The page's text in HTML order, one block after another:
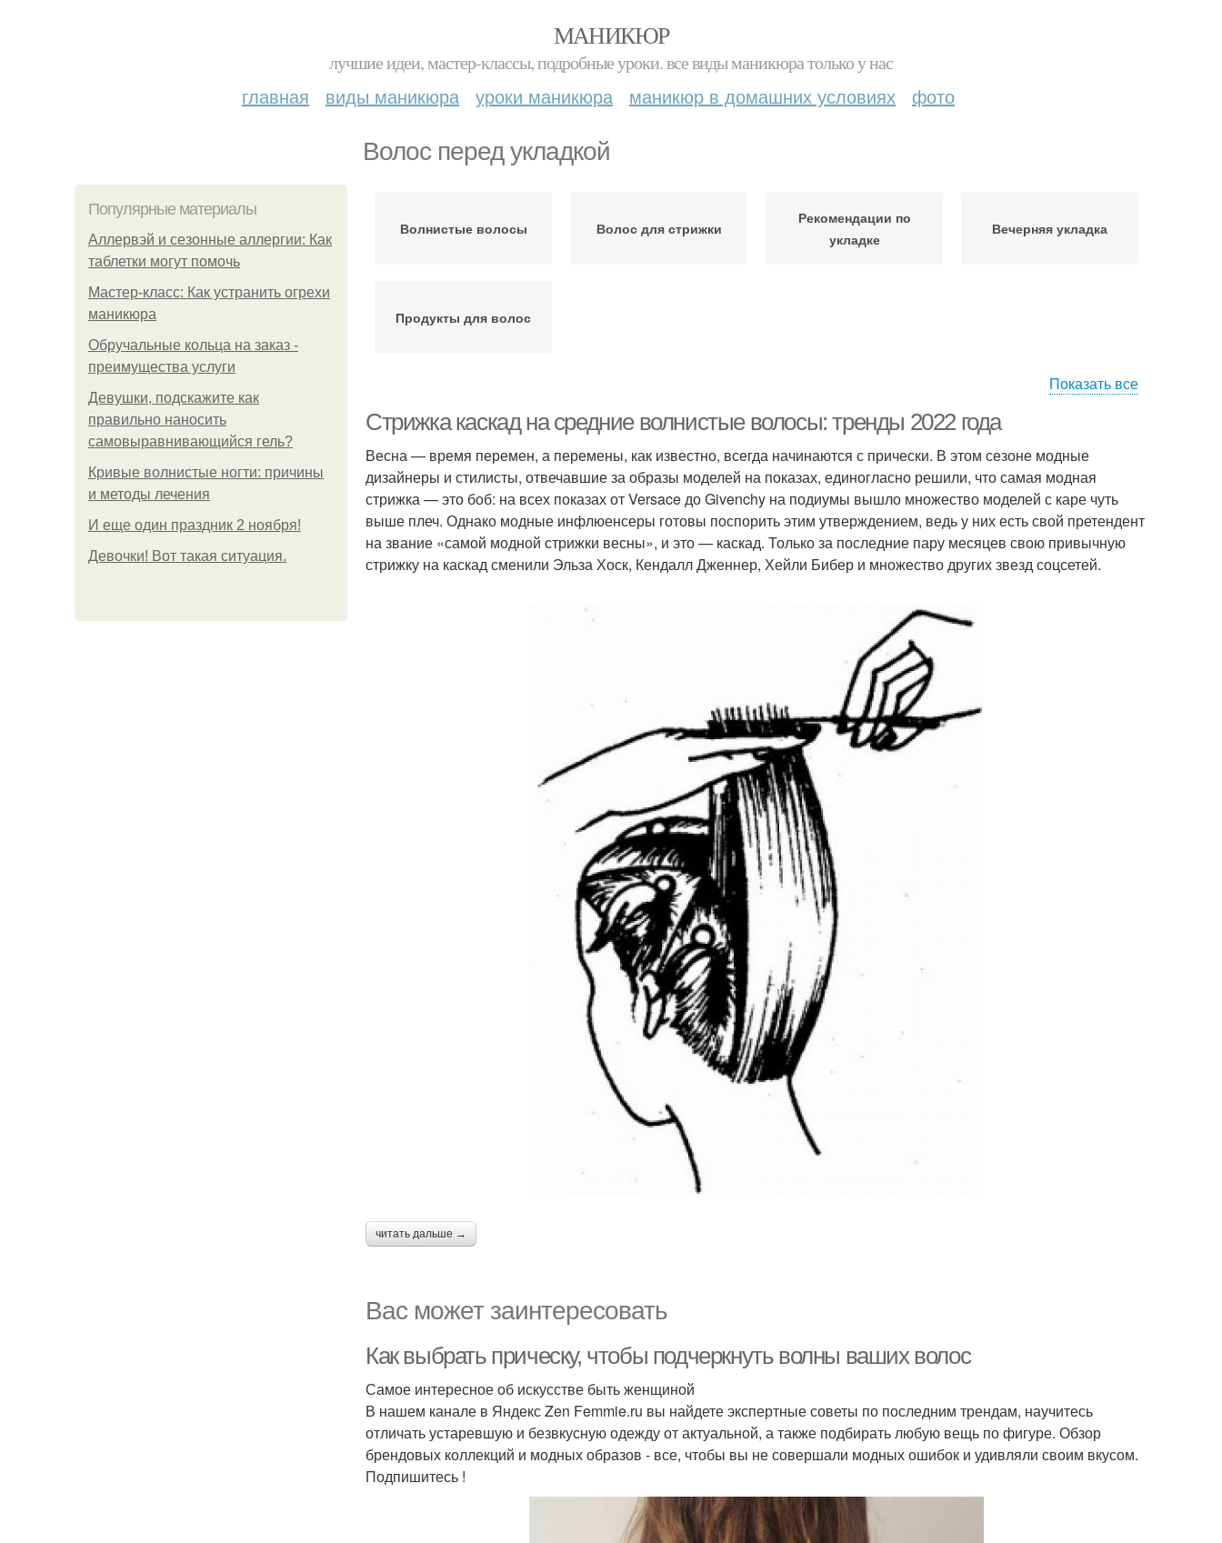
МАНИКЮР
лучшие идеи, мастер-классы, подробные уроки. все виды маникюра только у нас
главная виды маникюра уроки маникюра маникюр в домашних условиях фото
Волос перед укладкой
Популярные материалы
Аллервэй и сезонные аллергии: Как
таблетки могут помочь
Мастер-класс: Как устранить огрехи
маникюра
Обручальные кольца на заказ -
преимущества услуги
Девушки, подскажите как
правильно наносить
самовыравнивающийся гель?
Кривые волнистые ногти: причины
и методы лечения
И еще один праздник 2 ноября!
Девочки! Вот такая ситуация.
Волнистые волосы Волос для стрижки
Рекомендации по
укладке
Вечерняя укладка
Продукты для волос
Показать все
Стрижка каскад на средние волнистые волосы: тренды 2022 года
Весна — время перемен, а перемены, как известно, всегда начинаются с прически. В этом сезоне модные
дизайнеры и стилисты, отвечавшие за образы моделей на показах, единогласно решили, что самая модная
стрижка — это боб: на всех показах от Versace до Givenchy на подиумы вышло множество моделей с каре чуть
выше плеч. Однако модные инфлюенсеры готовы поспорить этим утверждением, ведь у них есть свой претендент
на звание «самой модной стрижки весны», и это — каскад. Только за последние пару месяцев свою привычную
стрижку на каскад сменили Эльза Хоск, Кендалл Дженнер, Хейли Бибер и множество других звезд соцсетей.
читать дальше →
Вас может заинтересовать
Как выбрать прическу, чтобы подчеркнуть волны ваших волос
Самое интересное об искусстве быть женщиной
В нашем канале в Яндекс Zen Femmie.ru вы найдете экспертные советы по последним трендам, научитесь
отличать устаревшую и безвкусную одежду от актуальной, а также подбирать любую вещь по фигуре. Обзор
брендовых коллекций и модных образов - все, чтобы вы не совершали модных ошибок и удивляли своим вкусом.
Подпишитесь !